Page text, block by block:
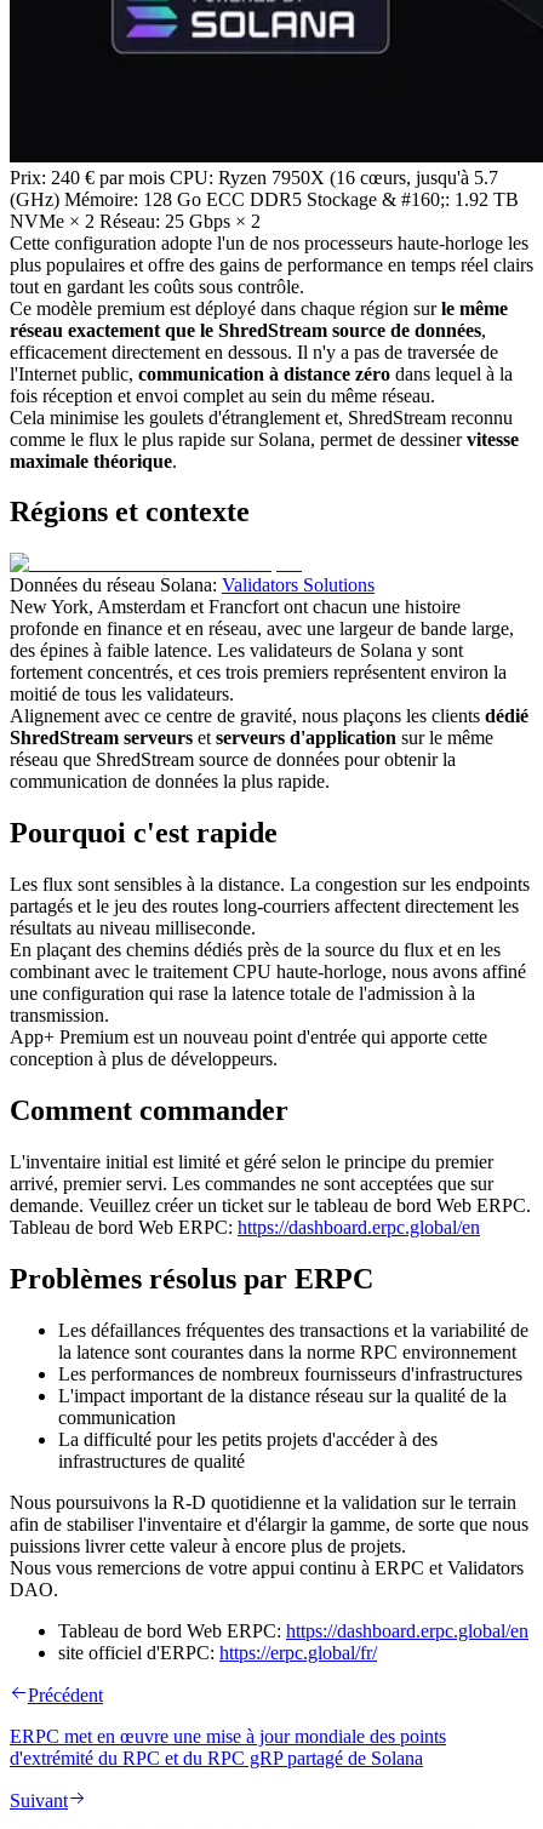
Prix: 240 € par mois CPU: Ryzen 7950X (16 cœurs, jusqu'à 5.7
(GHz) Mémoire: 128 Go ECC DDR5 Stockage & #160;: 1.92 TB
NVMe × 2 Réseau: 25 Gbps × 2
Cette configuration adopte l'un de nos processeurs haute-horloge les
plus populaires et offre des gains de performance en temps réel clairs
tout en gardant les coûts sous contrôle.
Ce modèle premium est déployé dans chaque région surle même
réseau exactement que le ShredStream source de données,
efficacement directement en dessous. Il n'y a pas de traversée de
l'Internet public, communication à distance zéro dans lequel à la
fois réception et envoi complet au sein du même réseau.
Cela minimise les goulets d'étranglement et, ShredStream reconnu
comme le flux le plus rapide sur Solana, permet de dessinervitesse
maximale théorique.
Régions et contexte
Données du réseau Solana: Validators Solutions
New York, Amsterdam et Francfort ont chacun une histoire
profonde en finance et en réseau, avec une largeur de bande large,
des épines à faible latence. Les validateurs de Solana y sont
fortement concentrés, et ces trois premiers représentent environ la
moitié de tous les validateurs.
Alignement avec ce centre de gravité, nous plaçons les clients dédié
ShredStream serveurs et serveurs d'application sur le même
réseau que ShredStream source de données pour obtenir la
communication de données la plus rapide.
Pourquoi c'est rapide
Les flux sont sensibles à la distance. La congestion sur les endpoints
partagés et le jeu des routes long-courriers affectent directement les
résultats au niveau milliseconde.
En plaçant des chemins dédiés près de la source du flux et en les
combinant avec le traitement CPU haute-horloge, nous avons affiné
une configuration qui rase la latence totale de l'admission à la
transmission.
App+ Premium est un nouveau point d'entrée qui apporte cette
conception à plus de développeurs.
Comment commander
L'inventaire initial est limité et géré selon le principe du premier
arrivé, premier servi. Les commandes ne sont acceptées que sur
demande. Veuillez créer un ticket sur le tableau de bord Web ERPC.
Tableau de bord Web ERPC: https://dashboard.erpc.global/en
Problèmes résolus par ERPC
Les défaillances fréquentes des transactions et la variabilité de
la latence sont courantes dans la norme RPC environnement
Les performances de nombreux fournisseurs d'infrastructures
L'impact important de la distance réseau sur la qualité de la
communication
La difficulté pour les petits projets d'accéder à des
infrastructures de qualité
Nous poursuivons la R-D quotidienne et la validation sur le terrain
afin de stabiliser l'inventaire et d'élargir la gamme, de sorte que nous
puissions livrer cette valeur à encore plus de projets.
Nous vous remercions de votre appui continu à ERPC et Validators
DAO.
Tableau de bord Web ERPC: https://dashboard.erpc.global/en
site officiel d'ERPC: https://erpc.global/fr/
Précédent
ERPC met en œuvre une mise à jour mondiale des points
d'extrémité du RPC et du RPC gRP partagé de Solana
Suivant